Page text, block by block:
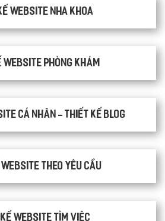
website nha khoa
phòng khám
cá nhân - Thiết kế blog
theo yêu cầu
website tìm việc